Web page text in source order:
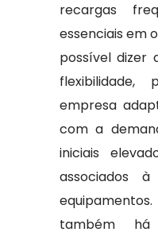
recargas
essenciais em
possível dizer
flexibilidade,
empresa
com a
iniciais
associados
também